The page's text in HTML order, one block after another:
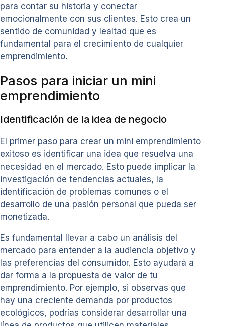
para contar su historia y conectar
emocionalmente con sus clientes. Esto crea un
sentido de comunidad y lealtad que es
fundamental para el crecimiento de cualquier
emprendimiento.
Pasos para iniciar un mini
emprendimiento
Identificación de la idea de negocio
El primer paso para crear un mini emprendimiento
exitoso es identificar una idea que resuelva una
necesidad en el mercado. Esto puede implicar la
investigación de tendencias actuales, la
identificación de problemas comunes o el
desarrollo de una pasión personal que pueda ser
monetizada.
Es fundamental llevar a cabo un análisis del
mercado para entender a la audiencia objetivo y
las preferencias del consumidor. Esto ayudará a
dar forma a la propuesta de valor de tu
emprendimiento. Por ejemplo, si observas que
hay una creciente demanda por productos
ecológicos, podrías considerar desarrollar una